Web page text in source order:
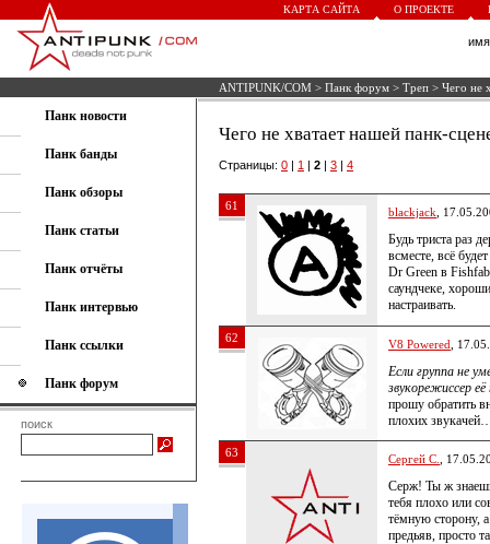
КАРТА САЙТА О ПРОЕКТЕ
ANTIPUNK/COM > Панк форум > Треп > Чего не
Панк новости
Панк банды
Панк обзоры
Панк статьи
Панк отчёты
Панк интервью
Панк ссылки
Панк форум
поиск
Чего не хватает нашей панк-
Страницы: 0 | 1 | 2 | 3 | 4
61 blackjack ,
Будь триста раз
всместе, всё
Dr Green в
саундчеке,
настраивать.
62 V8 Powered ,
Если группа не
звукорежиссер
прошу обратить
плохих
63 Сергей С. ,
Серж! Ты ж
тебя плохо или
тёмную сторону,
предьяв, просто